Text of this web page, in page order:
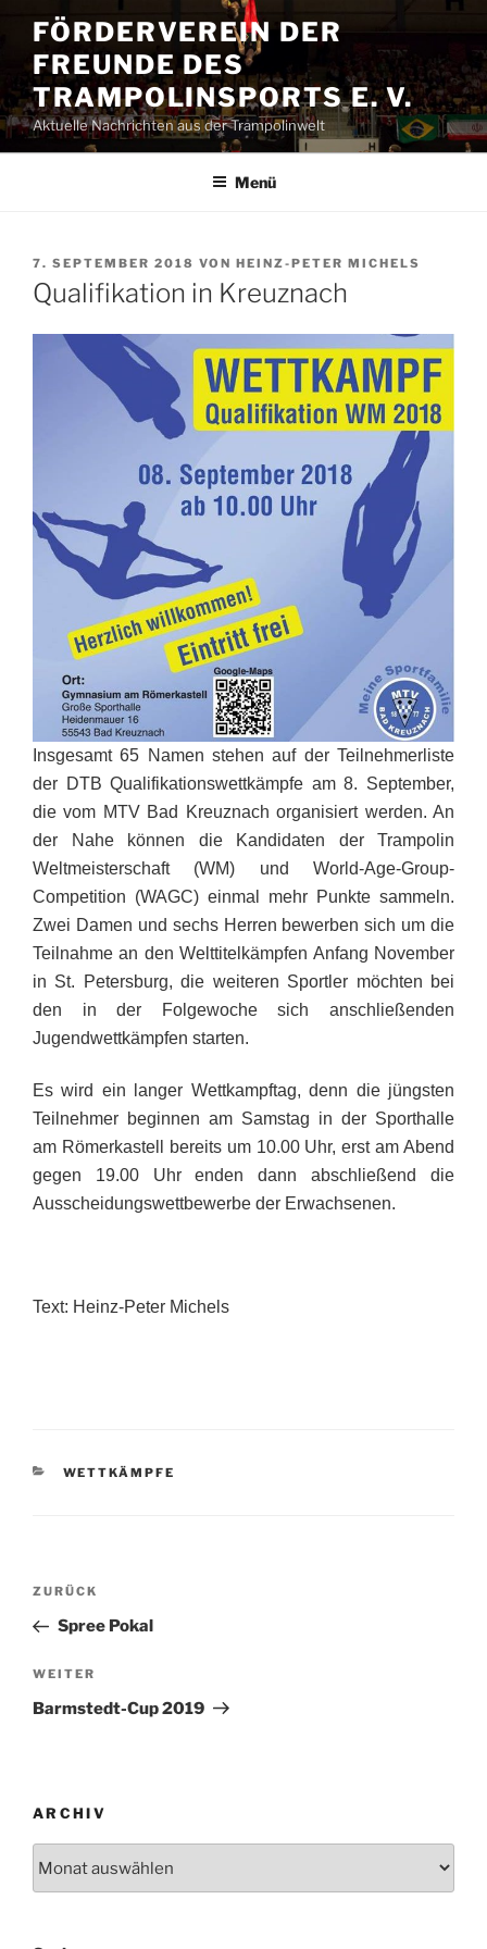
Inhalt
springen
FÖRDERVEREIN DER
FREUNDE DES
TRAMPOLINSPORTS E. V.
Aktuelle Nachrichten aus der Trampolinwelt
Menü
VERÖFFENTLICHT
AM
7. SEPTEMBER 2018 VON HEINZ-PETER MICHELS
Qualifikation in Kreuznach
Insgesamt 65 Namen stehen auf der Teilnehmerliste
der DTB Qualifikationswettkämpfe am 8. September,
die vom MTV Bad Kreuznach organisiert werden. An
der Nahe können die Kandidaten der Trampolin
Weltmeisterschaft (WM) und World-Age-Group-
Competition (WAGC) einmal mehr Punkte sammeln.
Zwei Damen und sechs Herren bewerben sich um die
Teilnahme an den Welttitelkämpfen Anfang November
in St. Petersburg, die weiteren Sportler möchten bei
den in der Folgewoche sich anschließenden
Jugendwettkämpfen starten.
Es wird ein langer Wettkampftag, denn die jüngsten
Teilnehmer beginnen am Samstag in der Sporthalle
am Römerkastell bereits um 10.00 Uhr, erst am Abend
gegen 19.00 Uhr enden dann abschließend die
Ausscheidungswettbewerbe der Erwachsenen.
Text: Heinz-Peter Michels
KATEGORIEN
WETTKÄMPFE
Beitragsnavigation
Vorheriger
Beitrag
ZURÜCK
Spree Pokal
Nächster
Beitrag
WEITER
Barmstedt-Cup 2019
ARCHIV